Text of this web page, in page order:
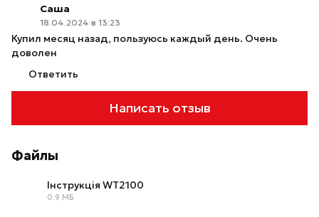
Саша
18.04.2024 в 13:23
Купил месяц назад, пользуюсь каждый день. Очень
доволен
Ответить
Написать отзыв
Файлы
Інструкція WT2100
0.9 МБ